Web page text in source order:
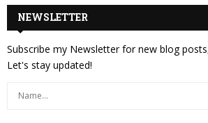
NEWSLETTER
Subscribe my Newsletter for new blog
Let's stay updated!